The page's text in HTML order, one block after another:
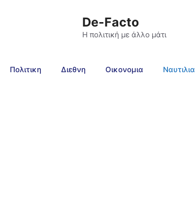
De-Facto
Η πολιτική με άλλο μάτι
Πολιτικη Διεθνη Οικονομια Ναυτιλια